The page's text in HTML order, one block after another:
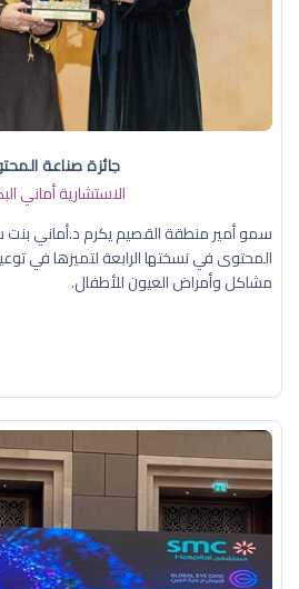
جائزة صناعة
الاستشارية أماني
سمو أمير منطقة القصيم يكرم د.أماني بنت
المحتوى في نسختها الرابعة لتميزها في
مشاكل وأمراض العيون للأطفال.